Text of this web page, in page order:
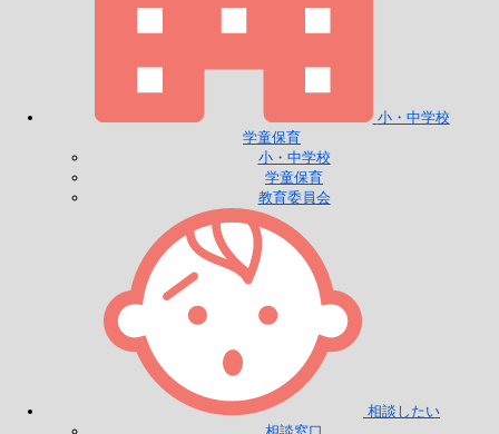
小・中学校
学童保育
小・中学校
学童保育
教育委員会
相談したい